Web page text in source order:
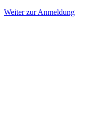
Weiter zur Anmeldung